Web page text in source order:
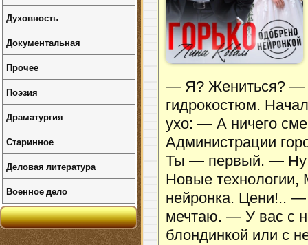
— Я? Жениться? —
гидрокостюм.
ухо: — А ничего
Администрации
Ты — первый. — Ну
Новые
нейронка. Цени!..
мечтаю. — У вас с
блондинкой или с
Духовность
Документальная
Прочее
Поэзия
Драматургия
Старинное
Деловая литература
Военное дело